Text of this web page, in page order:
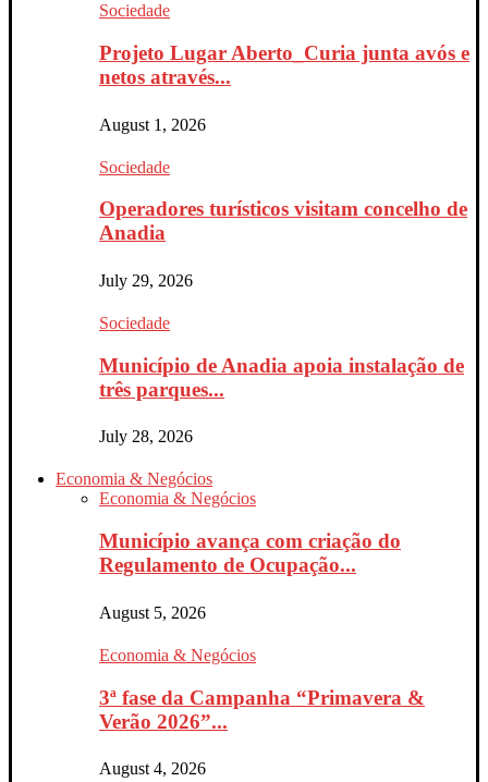
Sociedade
Projeto Lugar Aberto_Curia junta avós e
netos através...
August 1, 2026
Sociedade
Operadores turísticos visitam concelho de
Anadia
July 29, 2026
Sociedade
Município de Anadia apoia instalação de
três parques...
July 28, 2026
Economia & Negócios
Economia & Negócios
Município avança com criação do
Regulamento de Ocupação...
August 5, 2026
Economia & Negócios
3ª fase da Campanha “Primavera &
Verão 2026”...
August 4, 2026